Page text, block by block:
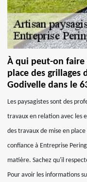
À qui peut-on faire
place des grillages
Godivelle dans le
Les paysagistes sont des
travaux en relation avec les
des travaux de mise en
confiance à Entreprise
matière. Sachez qu'il
Pour avoir les informations